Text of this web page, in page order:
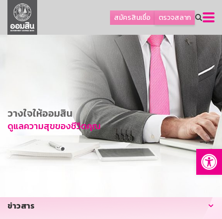
สมัครสินเชื่อ ตรวจสลาก
ลูกค้าธุรกิจ
ลูกค้าผู้ประกอบรายย่อย
การพัฒนาที่ยั่งยืน
ข่าวสาร
บริการทางการเงิน
อื่นๆ
วางใจให้ออมสิน
ดูแลความสุขของชีวิตคุณ
ข่าวสาร